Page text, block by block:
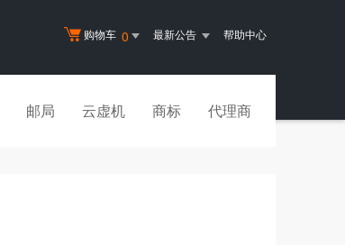
购物车 0 最新公告 帮助中心
邮局 云虚机 商标 代理商